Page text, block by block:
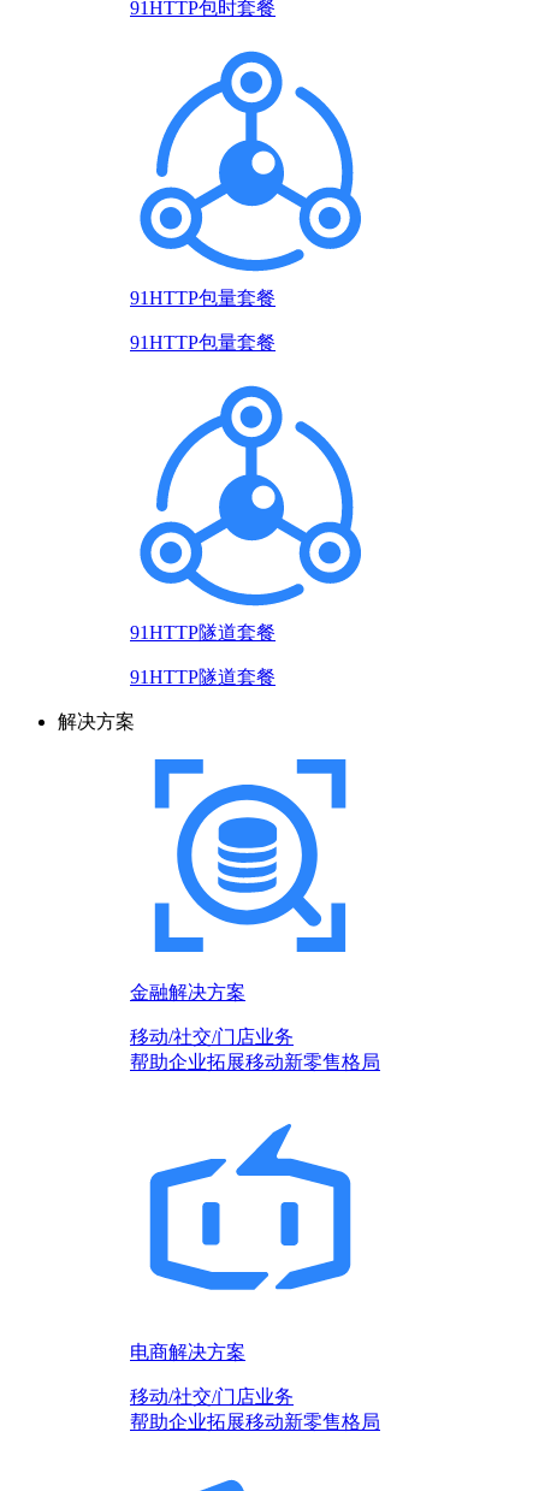
91HTTP包时套餐
91HTTP包量套餐
91HTTP包量套餐
91HTTP隧道套餐
91HTTP隧道套餐
解决方案
金融解决方案
移动/社交/门店业务
帮助企业拓展移动新零售格局
电商解决方案
移动/社交/门店业务
帮助企业拓展移动新零售格局